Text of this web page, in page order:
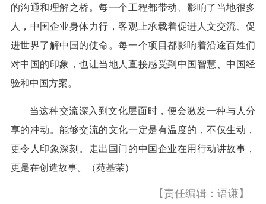
的沟通和理解之桥。每一个工程都带动、影响了当地很多
人，中国企业身体力行，客观上承载着促进人文交流、促
进世界了解中国的使命。每一个项目都影响着沿途百姓们
对中国的印象，也让当地人直接感受到中国智慧、中国经
验和中国方案。
当这种交流深入到文化层面时，便会激发一种与人分
享的冲动。能够交流的文化一定是有温度的，不仅生动，
更令人印象深刻。走出国门的中国企业在用行动讲故事，
更是在创造故事。（苑基荣）
【责任编辑：语谦】